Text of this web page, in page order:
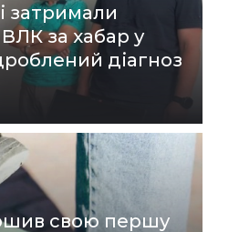
затримали
за хабар у
діагноз
свою першу